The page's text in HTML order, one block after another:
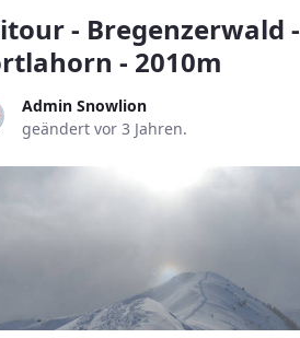
- Bregenzerwald -
- 2010m
Admin Snowlion
geändert vor 3 Jahren.